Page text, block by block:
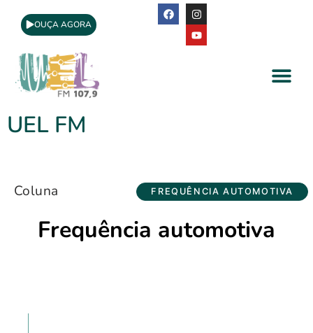
OUÇA AGORA
UEL FM
Coluna FREQUÊNCIA AUTOMOTIVA
Frequência automotiva